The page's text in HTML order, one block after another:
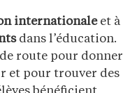
internationaleet à
dans l’éducation.
route pour donner
et pour trouver des